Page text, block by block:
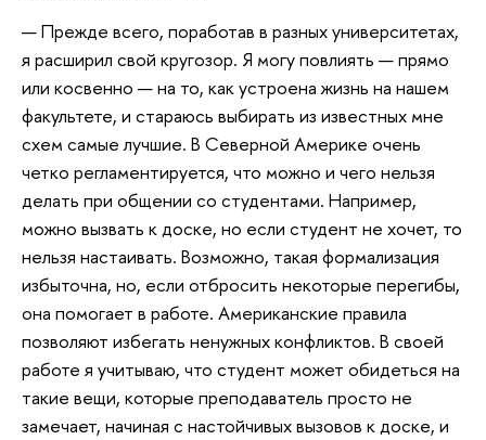
— Прежде всего, поработав в разных университетах,
я расширил свой кругозор. Я могу повлиять — прямо
или косвенно — на то, как устроена жизнь на нашем
факультете, и стараюсь выбирать из известных мне
схем самые лучшие. В Северной Америке очень
четко регламентируется, что можно и чего нельзя
делать при общении со студентами. Например,
можно вызвать к доске, но если студент не хочет, то
нельзя настаивать. Возможно, такая формализация
избыточна, но, если отбросить некоторые перегибы,
она помогает в работе. Американские правила
позволяют избегать ненужных конфликтов. В своей
работе я учитываю, что студент может обидеться на
такие вещи, которые преподаватель просто не
замечает, начиная с настойчивых вызовов к доске, и